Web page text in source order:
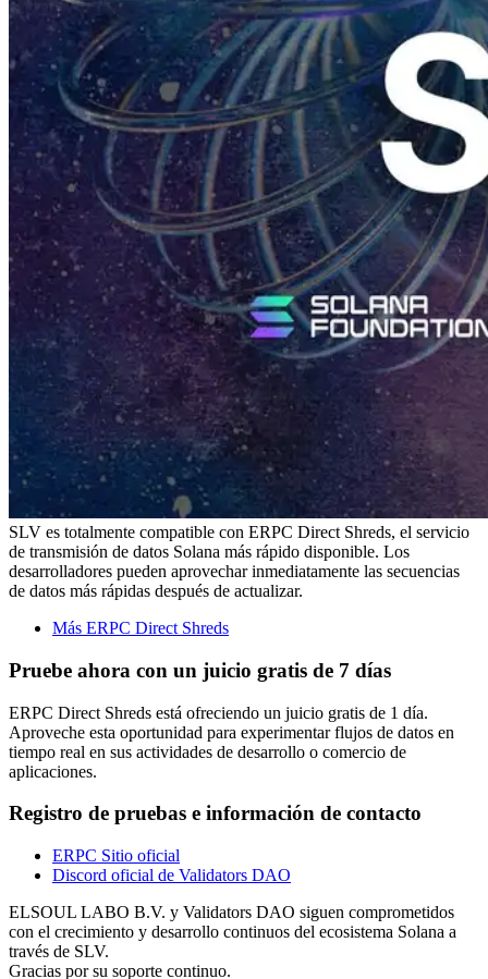
SLV es totalmente compatible con ERPC Direct Shreds, el servicio
de transmisión de datos Solana más rápido disponible. Los
desarrolladores pueden aprovechar inmediatamente las secuencias
de datos más rápidas después de actualizar.
Más ERPC Direct Shreds
Pruebe ahora con un juicio gratis de 7 días
ERPC Direct Shreds está ofreciendo un juicio gratis de 1 día.
Aproveche esta oportunidad para experimentar flujos de datos en
tiempo real en sus actividades de desarrollo o comercio de
aplicaciones.
Registro de pruebas e información de contacto
ERPC Sitio oficial
Discord oficial de Validators DAO
ELSOUL LABO B.V. y Validators DAO siguen comprometidos
con el crecimiento y desarrollo continuos del ecosistema Solana a
través de SLV.
Gracias por su soporte continuo.